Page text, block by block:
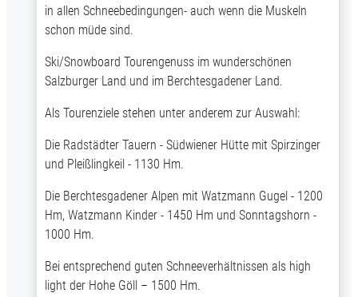
in allen Schneebedingungen- auch wenn die Muskeln
schon müde sind.
Ski/Snowboard Tourengenuss im wunderschönen
Salzburger Land und im Berchtesgadener Land.
Als Tourenziele stehen unter anderem zur Auswahl:
Die Radstädter Tauern - Südwiener Hütte mit Spirzinger
und Pleißlingkeil - 1130 Hm.
Die Berchtesgadener Alpen mit Watzmann Gugel - 1200
Hm, Watzmann Kinder - 1450 Hm und Sonntagshorn -
1000 Hm.
Bei entsprechend guten Schneeverhältnissen als high
light der Hohe Göll – 1500 Hm.